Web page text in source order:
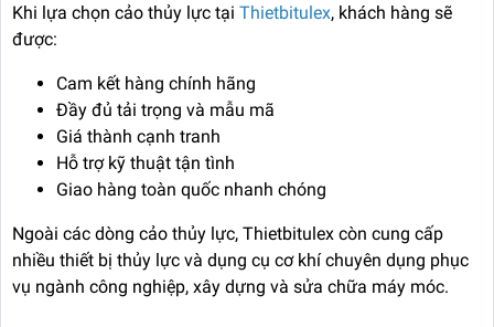
Khi lựa chọn cảo thủy lực tại Thietbitulex, khách hàng sẽ
được:
Cam kết hàng chính hãng
Đầy đủ tải trọng và mẫu mã
Giá thành cạnh tranh
Hỗ trợ kỹ thuật tận tình
Giao hàng toàn quốc nhanh chóng
Ngoài các dòng cảo thủy lực, Thietbitulex còn cung cấp
nhiều thiết bị thủy lực và dụng cụ cơ khí chuyên dụng phục
vụ ngành công nghiệp, xây dựng và sửa chữa máy móc.